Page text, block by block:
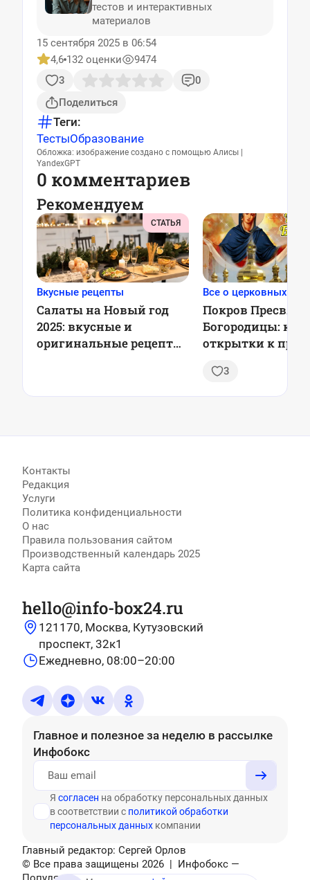
тестов и интерактивных
материалов
15 сентября 2025 в 06:54
4,6 132 оценки
9474
3
0
Поделиться
Теги:
ТестыОбразование
Обложка: изображение создано с помощью Алисы |
YandexGPT
0 комментариев
Рекомендуем
СТАТЬЯ
Вкусные рецепты
Салаты на Новый год
2025: вкусные и
оригинальные рецепты
Все о церковных
Покров
Богородицы:
открытки к
3
Контакты
Редакция
Услуги
Политика конфиденциальности
О нас
Правила пользования сайтом
Производственный календарь 2025
Карта сайта
hello@info-box24.ru
121170, Москва, Кутузовский
проспект, 32к1
Ежедневно, 08:00–20:00
Главное и полезное за неделю в рассылке
Инфобокс
Я согласен на обработку персональных данных
в соответствии с политикой обработки
персональных данных компании
Главный редактор: Сергей Орлов
© Все права защищены 2026 | Инфобокс —